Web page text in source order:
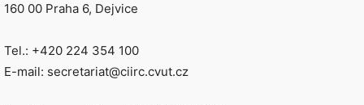
160 00 Praha 6, Dejvice
Tel.: +420 224 354 100
E-mail: secretariat@ciirc.cvut.cz